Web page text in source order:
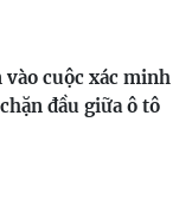
vào cuộc xác minh
đầu giữa ô tô